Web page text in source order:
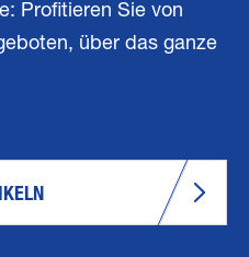
Profitieren Sie von
über das ganze